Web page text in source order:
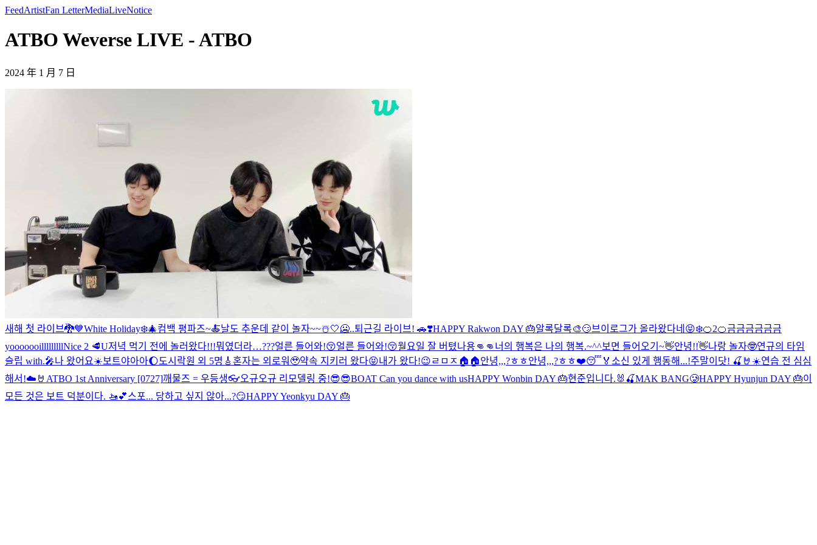
FeedArtistFan LetterMediaLiveNotice
ATBO Weverse LIVE - ATBO
2024 年 1 月 7 日
새해 첫 라이브🐉💙White Holiday❄️🎄컴백 평파즈~🍝날도 추운데 같이 놀자~~☃️🤍🥶..퇴근길 라이브! 🚗❣️HAPPY Rakwon DAY 🎂알록달록🎨😏브이로그가 올라왔다네😝❄️🍊2🍊금금금금금금
yooooooilllllllllNice 2 🥩U저녁 먹기 전에 놀러왔다!!!뭐였더라…???얼른 들어와!😚얼른 들어와!😚월요일 잘 버텼나용👊👊 너의 행복은 나의 행복.~^^보면 들어오기~👋안녕!!👋나랑 놀자🤓연규의 타임
슬립 with.🎤나 왔어요☀️보트야아아🌔도시락원 외 5명🎸 혼자는 외로워🥹약속 지키러 왔다😝내가 왔다!😉ㄹㅁㅈ🏠🏠안녕,,,?ㅎㅎ안녕,,,?ㅎㅎ❤️😴🏅 소신 있게 행동해...!주말이닷! 🍒🤘☀️연습 전 심심
해서!☁️🤘 ATBO 1st Anniversary [0727]깨물즈 = 우등생👓오규오규 리모델링 중!😎😎BOAT Can you dance with usHAPPY Wonbin DAY 🎂현준입니다.🐰🍒MAK BANG🥲HAPPY Hyunjun DAY 🎂이
모든 것은 보트 덕분이다. 🚤💕스포... 당하고 싶지 않아...?😏HAPPY Yeonkyu DAY 🎂